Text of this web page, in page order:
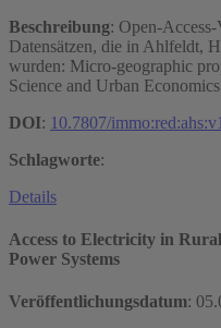
Beschreibung: Open-
Datensätzen, die in Ahlfeldt,
wurden: Micro-geographic
Science and Urban
DOI: 10.7807/immo:red:ahs:v1
Schlagworte:
Details
Access to Electricity in
Power Systems
Veröffentlichungsdatum: